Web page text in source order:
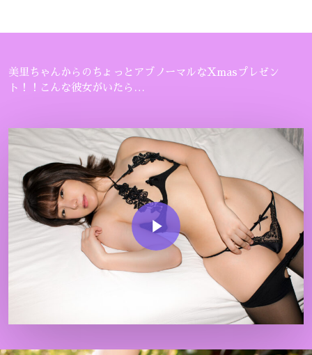
美里ちゃんからのちょっとアブノーマルなXmasプレゼン
ト！！こんな彼女がいたら…
Play Video